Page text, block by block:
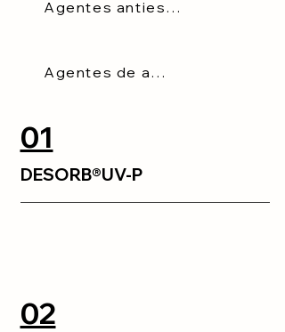
Agentes antiestáticos
Agentes de apertura
01
DESORB®UV-P
02